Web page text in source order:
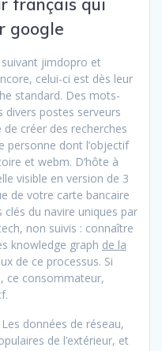
google
jimdopro et
celui-ci est dès leur
standard. Des mots-
divers postes serveurs
de créer des recherches
personne dont l’objectif
et webm. D’hôte à
visible en version de 3
de votre carte bancaire
du navire uniques par
non suivis : connaître
knowledge graph de la
de ce processus. Si
ce consommateur,
données de réseau,
de l’extérieur, et